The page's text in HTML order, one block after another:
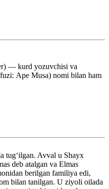
— kurd yozuvchisi va
Ape Musa) nomi bilan ham
tugʻilgan. Avval u Shayx
deb atalgan va Elmas
berilgan familiya edi,
bilan tanilgan. U ziyoli oilada